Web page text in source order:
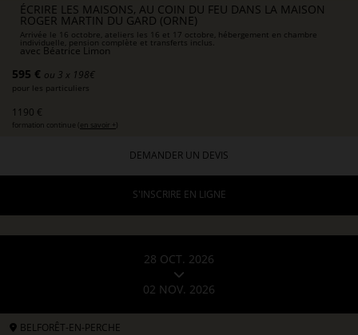
ÉCRIRE LES MAISONS, AU COIN DU FEU DANS LA MAISON
ROGER MARTIN DU GARD (ORNE)
Arrivée le 16 octobre, ateliers les 16 et 17 octobre, hébergement en chambre
individuelle, pension complète et transferts inclus.
avec Béatrice Limon
595 € ou 3 x 198€
pour les particuliers
1190 €
formation continue ( en savoir + )
DEMANDER UN DEVIS
S'INSCRIRE EN LIGNE
28 OCT. 2026
02 NOV. 2026
BELFORÊT-EN-PERCHE